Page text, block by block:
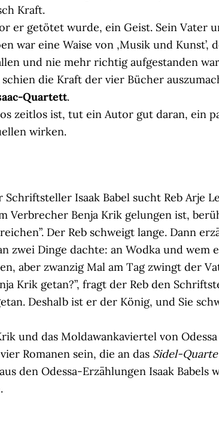
Kraft.
er getötet wurde, ein Geist. Sein Vater
war eine Waise von ‚Musik und Kunst’,
und nie mehr richtig aufgestanden
die Kraft der vier Bücher
Quartett.
zeitlos ist, tut ein Autor gut daran, ein
wirken.
Schriftsteller Isaak Babel sucht Reb Arje
Verbrecher Benja Krik gelungen ist,
Der Reb schweigt lange. Dann
zwei Dinge dachte: an Wodka und wem
aber zwanzig Mal am Tag zwingt der
Krik getan?”, fragt der Reb den
Deshalb ist er der König, und Sie
und das Moldawankaviertel von
Romanen sein, die an das Sidel-
den Odessa-Erzählungen Isaak Babels